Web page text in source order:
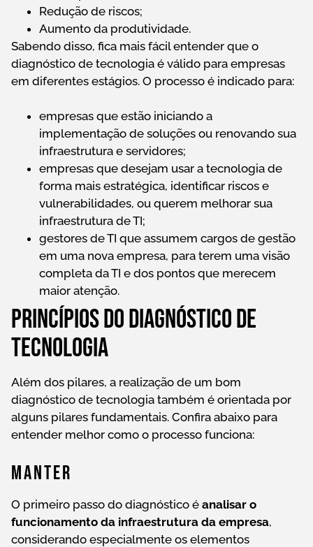
Redução de riscos;
Aumento da produtividade.
Sabendo disso, fica mais fácil entender que o
diagnóstico de tecnologia é válido para empresas
em diferentes estágios. O processo é indicado para:
empresas que estão iniciando a
implementação de soluções ou renovando sua
infraestrutura e servidores;
empresas que desejam usar a tecnologia de
forma mais estratégica, identificar riscos e
vulnerabilidades, ou querem melhorar sua
infraestrutura de TI;
gestores de TI que assumem cargos de gestão
em uma nova empresa, para terem uma visão
completa da TI e dos pontos que merecem
maior atenção.
Princípios do diagnóstico de
tecnologia
Além dos pilares, a realização de um bom
diagnóstico de tecnologia também é orientada por
alguns pilares fundamentais. Confira abaixo para
entender melhor como o processo funciona:
Manter
O primeiro passo do diagnóstico é analisar o
funcionamento da infraestrutura da empresa,
considerando especialmente os elementos